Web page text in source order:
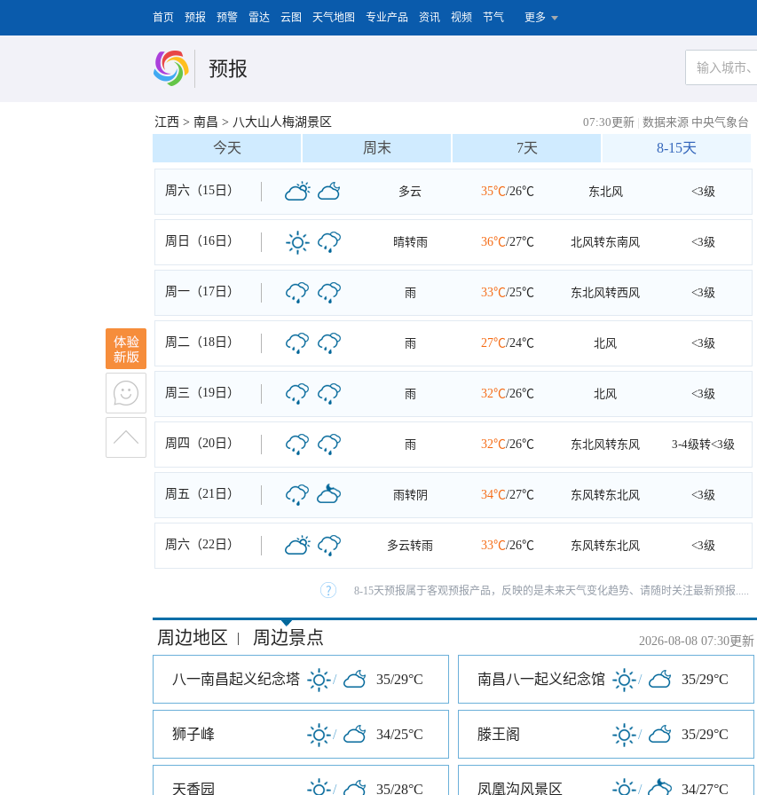
首页 预报 预警 雷达 云图 天气地图 专业产品 资讯 视频 节气 更多
预报
江西 > 南昌 > 八大山人梅湖景区 07:30更新 | 数据来源 中央气象台
今天 周末 7天 8-15天
周六（15日） 多云 35℃/26℃ 东北风 <3级
周日（16日） 晴转雨 36℃/27℃ 北风转东南风 <3级
周一（17日） 雨 33℃/25℃ 东北风转西风 <3级
周二（18日） 雨 27℃/24℃ 北风 <3级
周三（19日） 雨 32℃/26℃ 北风 <3级
周四（20日） 雨 32℃/26℃ 东北风转东风 3-4级转<3级
周五（21日） 雨转阴 34℃/27℃ 东风转东北风 <3级
周六（22日） 多云转雨 33℃/26℃ 东风转东北风 <3级
8-15天预报属于客观预报产品，反映的是未来天气变化趋势、请随时关注最新预报.....
周边地区 | 周边景点 2026-08-08 07:30更新
八一南昌起义纪念塔 / 35/29°C 南昌八一起义纪念馆 / 35/29°C
狮子峰 / 34/25°C 滕王阁 / 35/29°C
天香园 / 35/28°C 凤凰沟风景区 / 34/27°C